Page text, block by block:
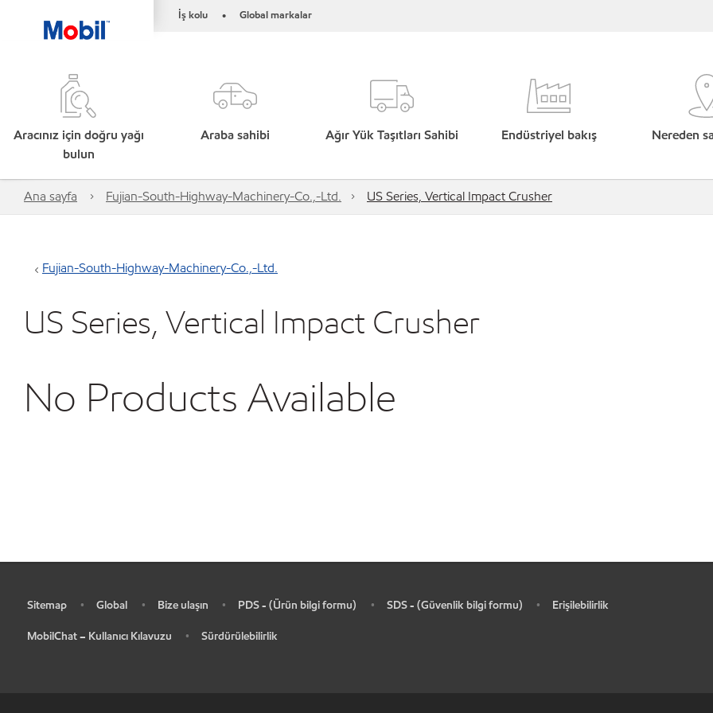
İş kolu • Global markalar
Aracınız için doğru yağı
bulun
Araba sahibi Ağır Yük Taşıtları Sahibi Endüstriyel bakış Nereden
Ana sayfa Fujian-South-Highway-Machinery-Co.,-Ltd. US Series, Vertical Impact Crusher
Fujian-South-Highway-Machinery-Co.,-Ltd.
US Series, Vertical Impact Crusher
No Products Available
Sitemap • Global • Bize ulaşın • PDS - (Ürün bilgi formu) • SDS - (Güvenlik bilgi formu) • Erişilebilirlik
MobilChat – Kullanıcı Kılavuzu • Sürdürülebilirlik